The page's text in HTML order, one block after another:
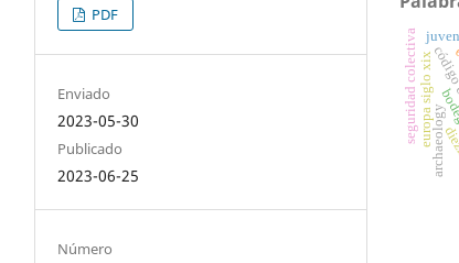
PDF
Enviado
2023-05-30
Publicado
2023-06-25
Número
archaeology
europa siglo xix
seguridad colectiva